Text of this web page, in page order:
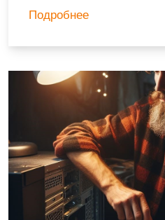
Подробнее